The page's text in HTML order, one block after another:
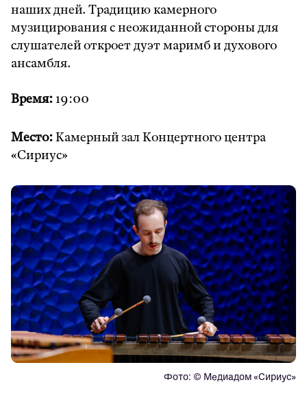
наших дней. Традицию камерного
музицирования с неожиданной стороны для
слушателей откроет дуэт маримб и духового
ансамбля.
Время:19:00
Место:Камерный зал Концертного центра
«Сириус»
Фото: © Медиадом «Сириус»